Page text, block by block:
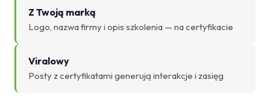
Z Twoją marką
Logo, nazwa firmy i opis szkolenia — na certyfikacie
Viralowy
Posty z certyfikatami generują interakcje i zasięg